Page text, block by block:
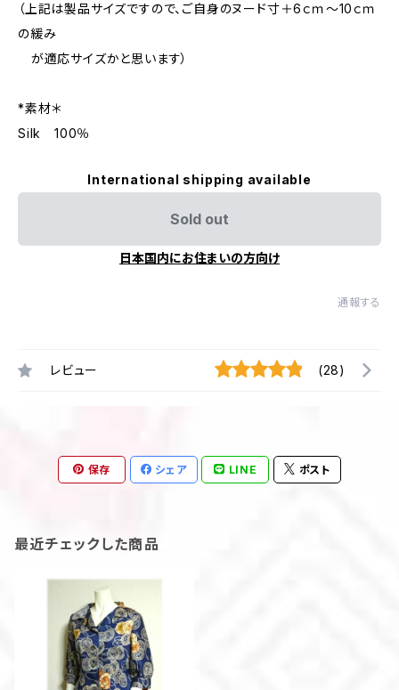
（上記は製品サイズですので、ご自身のヌード寸＋6ｃｍ～10ｃｍ
の緩み
が適応サイズかと思います）
*素材＊
Silk 100％
International shipping available
Sold out
日本国内にお住まいの方向け
通報する
レビュー (28)
保存 シェア LINE ポスト
最近チェックした商品